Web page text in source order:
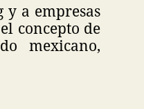
a empresas
concepto de
mexicano,